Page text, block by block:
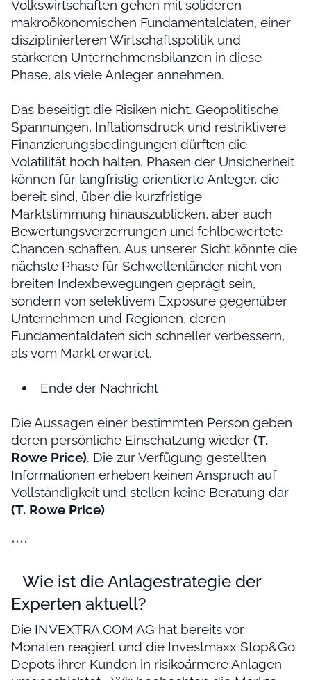
Volkswirtschaften gehen mit solideren
makroökonomischen Fundamentaldaten, einer
disziplinierteren Wirtschaftspolitik und
stärkeren Unternehmensbilanzen in diese
Phase, als viele Anleger annehmen.
Das beseitigt die Risiken nicht. Geopolitische
Spannungen, Inflationsdruck und restriktivere
Finanzierungsbedingungen dürften die
Volatilität hoch halten. Phasen der Unsicherheit
können für langfristig orientierte Anleger, die
bereit sind, über die kurzfristige
Marktstimmung hinauszublicken, aber auch
Bewertungsverzerrungen und fehlbewertete
Chancen schaffen. Aus unserer Sicht könnte die
nächste Phase für Schwellenländer nicht von
breiten Indexbewegungen geprägt sein,
sondern von selektivem Exposure gegenüber
Unternehmen und Regionen, deren
Fundamentaldaten sich schneller verbessern,
als vom Markt erwartet.
Ende der Nachricht
Die Aussagen einer bestimmten Person geben
deren persönliche Einschätzung wieder (T.
Rowe Price). Die zur Verfügung gestellten
Informationen erheben keinen Anspruch auf
Vollständigkeit und stellen keine Beratung dar
(T. Rowe Price)
****
Wie ist die Anlagestrategie der
Experten aktuell?
Die INVEXTRA.COM AG hat bereits vor
Monaten reagiert und die Investmaxx Stop&Go
Depots ihrer Kunden in risikoärmere Anlagen